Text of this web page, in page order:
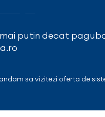
putin decat
sa vizitezi oferta de